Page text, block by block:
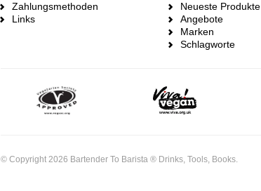
Zahlungsmethoden
Links
Neueste Produkte
Angebote
Marken
Schlagworte
© Copyright 2026 Bartender To Barista ® Drinks, Tools, Books.